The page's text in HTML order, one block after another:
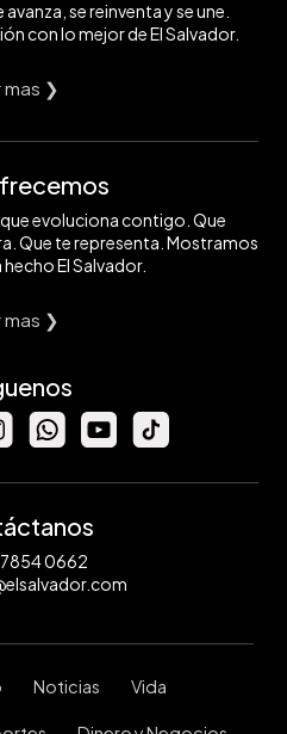
se reinventa y se une.
con lo mejor de El Salvador.
mas ❯
evoluciona contigo. Que
Que te representa. Mostramos
El Salvador.
mas ❯
0662
Noticias Vida